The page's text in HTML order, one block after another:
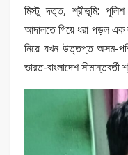
মিস্টু দত্ত, শ্রীভূমি:
আদালতে গিয়ে ধরা পড়ল এক
নিয়ে যখন উত্তপ্ত অসম-
ভারত-বাংলাদেশ সীমান্তবর্তী